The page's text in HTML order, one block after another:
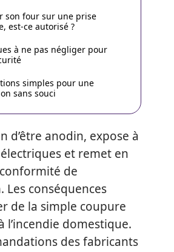
son four sur une prise
est-ce autorisé ?
à ne pas négliger pour
simples pour une
sans souci
d’être anodin, expose à
et remet en
de
Les conséquences
de la simple coupure
l’incendie domestique.
des fabricants